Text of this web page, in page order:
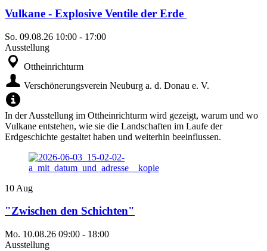
Vulkane - Explosive Ventile der Erde
So. 09.08.26 10:00 - 17:00
Ausstellung
Ottheinrichturm
Verschönerungsverein Neuburg a. d. Donau e. V.
In der Ausstellung im Ottheinrichturm wird gezeigt, warum und wo
Vulkane entstehen, wie sie die Landschaften im Laufe der
Erdgeschichte gestaltet haben und weiterhin beeinflussen.
10 Aug
"Zwischen den Schichten"
Mo. 10.08.26 09:00 - 18:00
Ausstellung